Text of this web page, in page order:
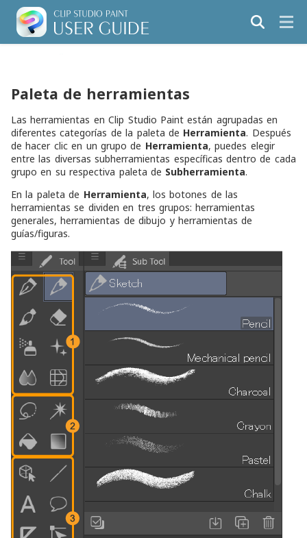
Paleta de herramientas
Las herramientas en Clip Studio Paint están agrupadas en
diferentes categorías de la paleta de Herramienta. Después
de hacer clic en un grupo de Herramienta, puedes elegir
entre las diversas subherramientas específicas dentro de cada
grupo en su respectiva paleta de Subherramienta.
En la paleta de Herramienta, los botones de las
herramientas se dividen en tres grupos: herramientas
generales, herramientas de dibujo y herramientas de
guías/figuras.